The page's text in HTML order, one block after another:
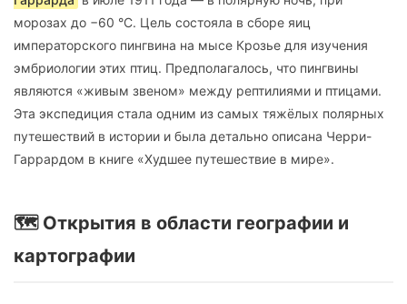
морозах до −60 °C. Цель состояла в сборе яиц
императорского пингвина на мысе Крозье для изучения
эмбриологии этих птиц. Предполагалось, что пингвины
являются «живым звеном» между рептилиями и птицами.
Эта экспедиция стала одним из самых тяжёлых полярных
путешествий в истории и была детально описана Черри-
Гаррардом в книге «Худшее путешествие в мире».
🗺️ Открытия в области географии и
картографии